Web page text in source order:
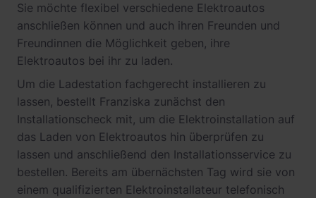
Sie möchte flexibel verschiedene Elektroautos
anschließen können und auch ihren Freunden und
Freundinnen die Möglichkeit geben, ihre
Elektroautos bei ihr zu laden.
Um die Ladestation fachgerecht installieren zu
lassen, bestellt Franziska zunächst den
Installationscheck mit, um die Elektroinstallation auf
das Laden von Elektroautos hin überprüfen zu
lassen und anschließend den Installationsservice zu
bestellen. Bereits am übernächsten Tag wird sie von
einem qualifizierten Elektroinstallateur telefonisch